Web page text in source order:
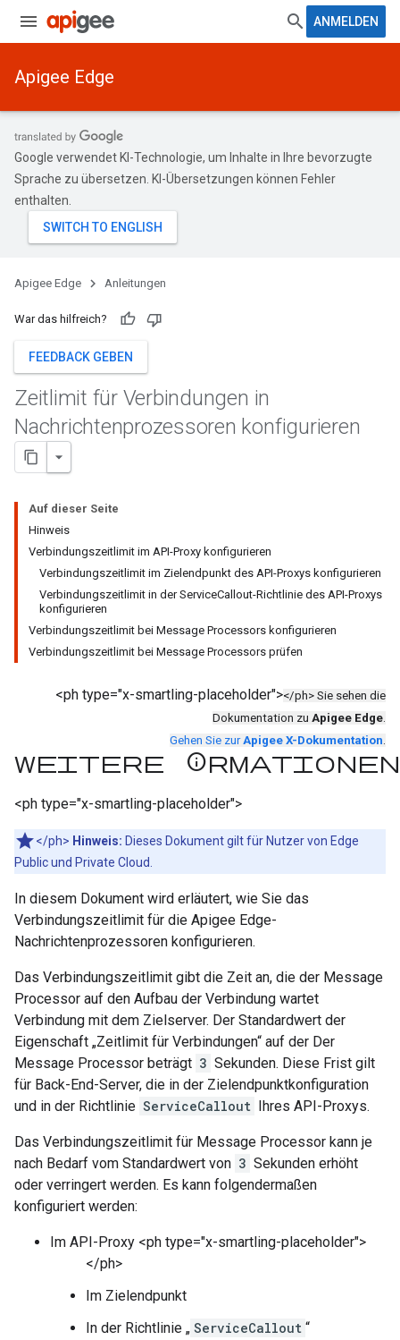
ANMELDEN
Apigee Edge
Google verwendet KI-Technologie, um Inhalte in Ihre bevorzugte
Sprache zu übersetzen. KI-Übersetzungen können Fehler
enthalten.
Apigee Edge Anleitungen
War das hilfreich?
FEEDBACK GEBEN
Zeitlimit für Verbindungen in
Nachrichtenprozessoren konfigurieren
Auf dieser Seite
Hinweis
Verbindungszeitlimit im API-Proxy konfigurieren
Verbindungszeitlimit im Zielendpunkt des API-Proxys konfigurieren
Verbindungszeitlimit in der ServiceCallout-Richtlinie des API-Proxys
konfigurieren
Verbindungszeitlimit bei Message Processors konfigurieren
Verbindungszeitlimit bei Message Processors prüfen
<ph type="x-smartling-placeholder"></ph> Sie sehen die
Dokumentation zu Apigee Edge.
Gehen Sie zurApigee X-Dokumentation.
Weitere Informationen
<ph type="x-smartling-placeholder">
</ph> Hinweis: Dieses Dokument gilt für Nutzer von Edge
Public und Private Cloud.
In diesem Dokument wird erläutert, wie Sie das
Verbindungszeitlimit für die Apigee Edge-
Nachrichtenprozessoren konfigurieren.
Das Verbindungszeitlimit gibt die Zeit an, die der Message
Processor auf den Aufbau der Verbindung wartet
Verbindung mit dem Zielserver. Der Standardwert der
Eigenschaft „Zeitlimit für Verbindungen“ auf der Der
Message Processor beträgt 3 Sekunden. Diese Frist gilt
für Back-End-Server, die in der Zielendpunktkonfiguration
und in der Richtlinie ServiceCallout Ihres API-Proxys.
Das Verbindungszeitlimit für Message Processor kann je
nach Bedarf vom Standardwert von 3 Sekunden erhöht
oder verringert werden. Es kann folgendermaßen
konfiguriert werden:
Im API-Proxy <ph type="x-smartling-placeholder">
</ph>
Im Zielendpunkt
In der Richtlinie „ ServiceCallout “